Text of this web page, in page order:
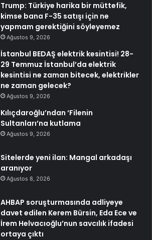
Trump: Türkiye harika bir müttefik,
kimse bana F-35 satışı için ne
yapmam gerektiğini söyleyemez
Ağustos 9, 2026
İstanbul BEDAŞ elektrik kesintisi! 28-
29 Temmuz İstanbul’da elektrik
kesintisi ne zaman bitecek, elektrikler
ne zaman gelecek?
Ağustos 9, 2026
Kılıçdaroğlu’ndan ‘Filenin
Sultanları’na kutlama
Ağustos 9, 2026
Sitelerde yeni ilan: Mangal arkadaşı
aranıyor
Ağustos 8, 2026
AHBAP soruşturmasında adliyeye
davet edilen Kerem Bürsin, Eda Ece ve
İrem Helvacıoğlu’nun savcılık ifadesi
ortaya çıktı